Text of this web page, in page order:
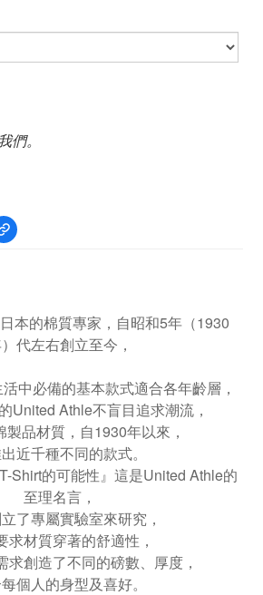
們。
本的棉質專家，自昭和5年（1930
代左右創立至今，
中必備的基本款式適合各年齡層，
United Athle不盲目追求潮流，
製品材質，自1930年以來，
近千種不同的款式。
Shirt的可能性』這是United Athle的
至理名言，
了專屬實驗室來研究，
求材質穿著的舒適性，
求創造了不同的磅數、厚度，
個人的身型及喜好。